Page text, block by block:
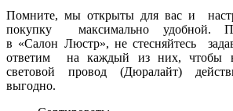
Помните, мы открыты для вас и
покупку максимально удобной.
в «Салон Люстр», не стесняйтесь
ответим на каждый из них, чтобы
световой провод (Дюралайт)
выгодно.